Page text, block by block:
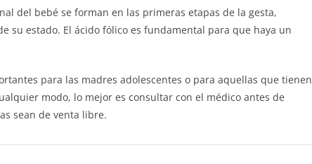
del bebé se forman en las primeras etapas de la gesta,
su estado. El ácido fólico es fundamental para que haya un
para las madres adolescentes o para aquellas que tienen
modo, lo mejor es consultar con el médico antes de
sean de venta libre.